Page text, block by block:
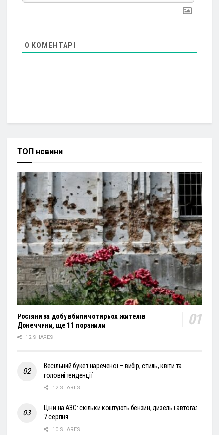
0 КОМЕНТАРІ
ТОП новини
Росіяни за добу вбили чотирьох жителів
Донеччини, ще 11 поранили
12 SHARES
Весільний букет нареченої – вибір, стиль, квіти та
головні тенденції
12 SHARES
Ціни на АЗС: скільки коштують бензин, дизель і автогаз
7 серпня
10 SHARES